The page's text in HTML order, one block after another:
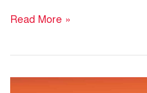
Read More »